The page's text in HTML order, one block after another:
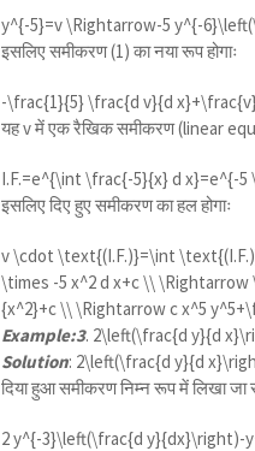
y^{-5}=v \Rightarrow-5 y^{-
इसलिए समीकरण (1) का नया रूप होगाः
-\frac{1}{5} \frac{d v}{d
यह v में एक रैखिक समीकरण (linear
I.F.=e^{\int \frac{-5}{x} d x}=e^{-5
इसलिए दिए हुए समीकरण का हल होगाः
v \cdot \text{(I.F.)}=\int
\times -5 x^2 d x+c \\
{x^2}+c \\ \Rightarrow c x^5
Example:3. 2\left(\frac{d y}{d
Solution: 2\left(\frac{d y}{d
दिया हुआ समीकरण निम्न रूप में लिखा जा
2 y^{-3}\left(\frac{d y}{dx}\right)-